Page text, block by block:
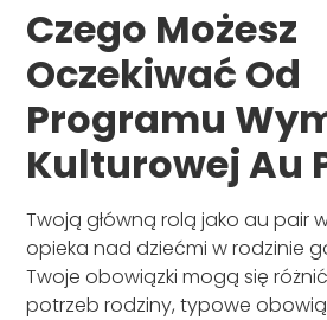
Czego Możesz
Oczekiwać Od
Programu
Kulturowej Au
Twoją główną rolą jako au pair
opieka nad dziećmi w rodzinie
Twoje obowiązki mogą się
potrzeb rodziny, typowe